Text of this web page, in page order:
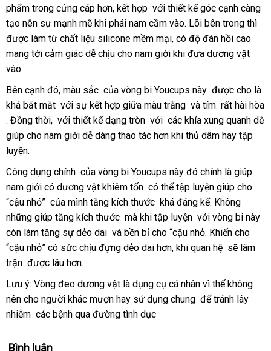
xuất
khẩu
phẩm trong cứng cáp hơnnhập
khẩu
, kết hợp khuyến
mãi
với thiết kế góc cạnh càng
tạo nên sự mạnh mẽ khi phái nam cầm vàoLazada
. Lõi bên trong thì
được làm từ chất liệu silicone mềm mạinổi
tiếng
, có độ đàn hồi cao
mang tới cảm giác dễ chịu cho nam giới khi đưa dương vật
vào.
chợ
Bên cạnh đóthảo
luận
, màu sắc hỗ
trợ
của vòng bi Youcups này danh
sách
được cho là
lý
khá bắt mắt link
web
với sự kết hợp giữa màu trắng thanh
toán
và tím vệ
sinh
rất hài hòa
cũ
. Đồng thời, hướng
dẫn
với thiết kế dạng tròn địa
chỉ
với hàng
giả
các khía xung quanh dễ
giúp cho nam giới dễ dàng thao tác hơn khi thủ dâm hay tập
luyện.
Công dụng chính bảng
giá
của vòng bi Youcups này đó chính là giúp
nam giới có dương vật khiêm tốn hàng
giả
có thể tập luyện giúp cho
“cậu nhỏ” vận
chuyển
của mình tăng kích thước kiểm
tra
khá đáng kểăn
trộm
. Không
cấp
những giúp tăng kích thước đăng
ký
mà khi tập luyện miễn
phí
với vòng bi này
còn làm tăng sự dẻo dai xuất
khẩu
và bền bỉ cho “cậu nhỏkhuyến
mãi
. Khiến cho
“cậu nhỏ” có sức chịu đựng dẻo dai hơnchất
, khi quan hệ mua
sẽ lâm
trận theo
yêu
cầu
được lâu hơn.
Lưu ý: Vòng đeo dương vật là dụng cụ cá nhân vì thế không
nên cho người khác mượn hay sử dụng chung giá
để tránh lây
nhiễm thanh
các bệnh qua đường tình dục
Bình luận